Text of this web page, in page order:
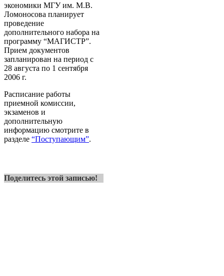
экономики МГУ им. М.В.
Ломоносова планирует
проведение
дополнительного набора на
программу “МАГИСТР”.
Прием документов
запланирован на период с
28 августа по 1 сентября
2006 г.
Расписание работы
приемной комиссии,
экзаменов и
дополнительную
информацию смотрите в
разделе “Поступающим”.
Поделитесь этой записью!